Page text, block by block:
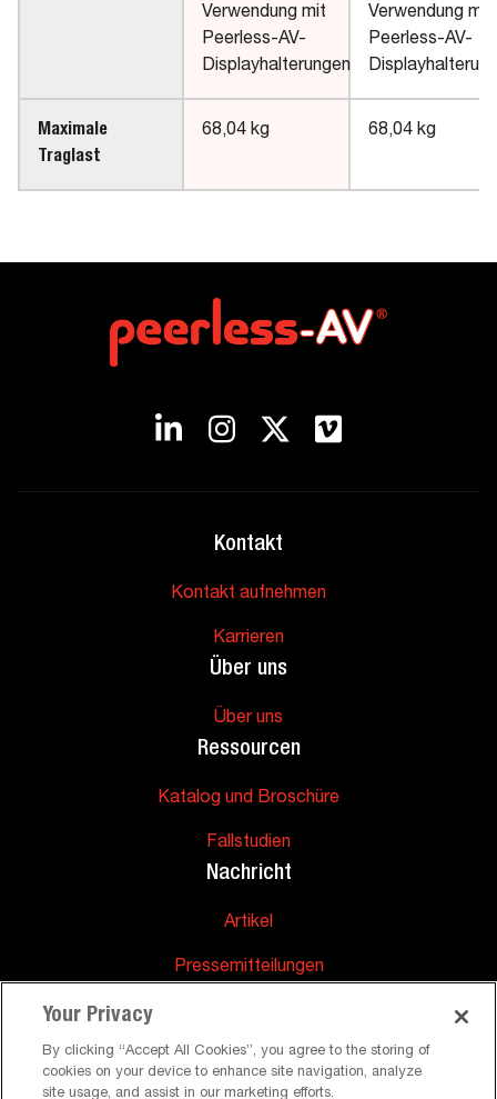
Verwendung mit
Peerless-AV-
Displayhalterungen
Verwendung mit
Peerless-AV-
Maximale
Traglast
68,04 kg 68,04 kg
Kontakt
Kontakt aufnehmen
Karrieren
Über uns
Über uns
Ressourcen
Katalog und Broschüre
Fallstudien
Nachricht
Artikel
Pressemitteilungen
Häufig gestellte Fragen
Your Privacy
By clicking “Accept All Cookies”, you agree to the storing of
cookies on your device to enhance site navigation, analyze
site usage, and assist in our marketing efforts.